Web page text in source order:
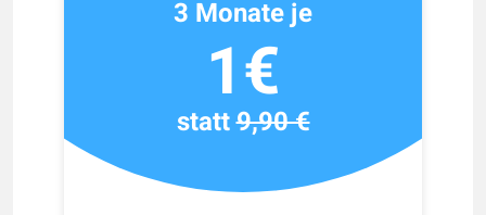
3 Monate je
1€
statt9,90 €